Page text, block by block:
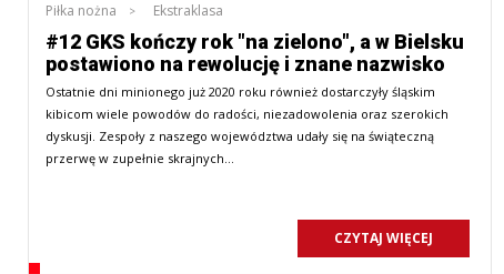
Piłka nożna Ekstraklasa
#12 GKS kończy rok "na zielono", a w Bielsku
postawiono na rewolucję i znane nazwisko
Ostatnie dni minionego już 2020 roku również dostarczyły śląskim
kibicom wiele powodów do radości, niezadowolenia oraz szerokich
dyskusji. Zespoły z naszego województwa udały się na świąteczną
przerwę w zupełnie skrajnych…
CZYTAJ WIĘCEJ